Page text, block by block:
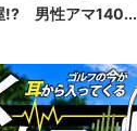
!? 男性アマ140...